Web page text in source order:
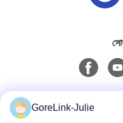
GoreLink-Julie